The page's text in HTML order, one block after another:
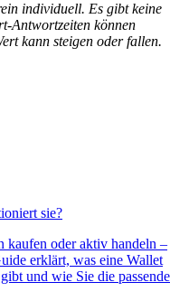
individuell. Es gibt keine
Antwortzeiten können
kann steigen oder fallen.
sie?
kaufen oder aktiv handeln –
erklärt, was eine Wallet
und wie Sie die passende